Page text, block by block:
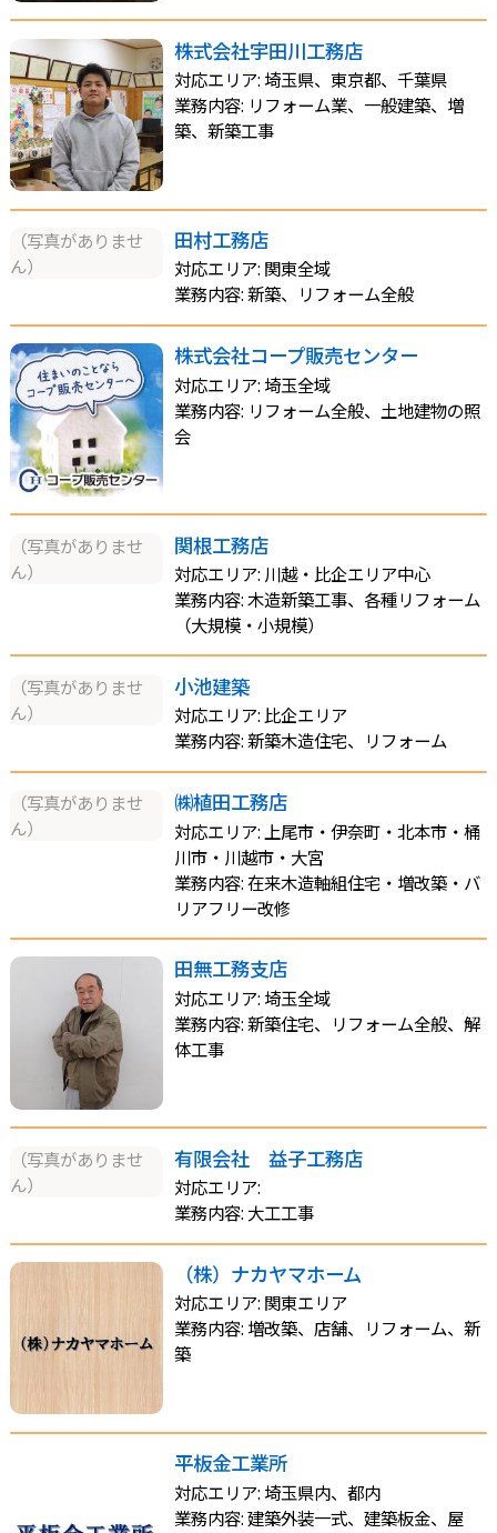
株式会社宇田川工務店
対応エリア: 埼玉県、東京都、千葉県
業務内容: リフォーム業、一般建築、増
築、新築工事
（写真がありませ
ん）
田村工務店
対応エリア: 関東全域
業務内容: 新築、リフォーム全般
株式会社コープ販売センター
対応エリア: 埼玉全域
業務内容: リフォーム全般、土地建物の照
会
（写真がありませ
ん）
関根工務店
対応エリア: 川越・比企エリア中心
業務内容: 木造新築工事、各種リフォーム
（大規模・小規模）
（写真がありませ
ん）
小池建築
対応エリア: 比企エリア
業務内容: 新築木造住宅、リフォーム
（写真がありませ
ん）
㈱植田工務店
対応エリア: 上尾市・伊奈町・北本市・桶
川市・川越市・大宮
業務内容: 在来木造軸組住宅・増改築・バ
リアフリー改修
田無工務支店
対応エリア: 埼玉全域
業務内容: 新築住宅、リフォーム全般、解
体工事
（写真がありませ
ん）
有限会社 益子工務店
対応エリア:
業務内容: 大工工事
（株）ナカヤマホーム
対応エリア: 関東エリア
業務内容: 増改築、店舗、リフォーム、新
築
平板金工業所
対応エリア: 埼玉県内、都内
業務内容: 建築外装一式、建築板金、屋